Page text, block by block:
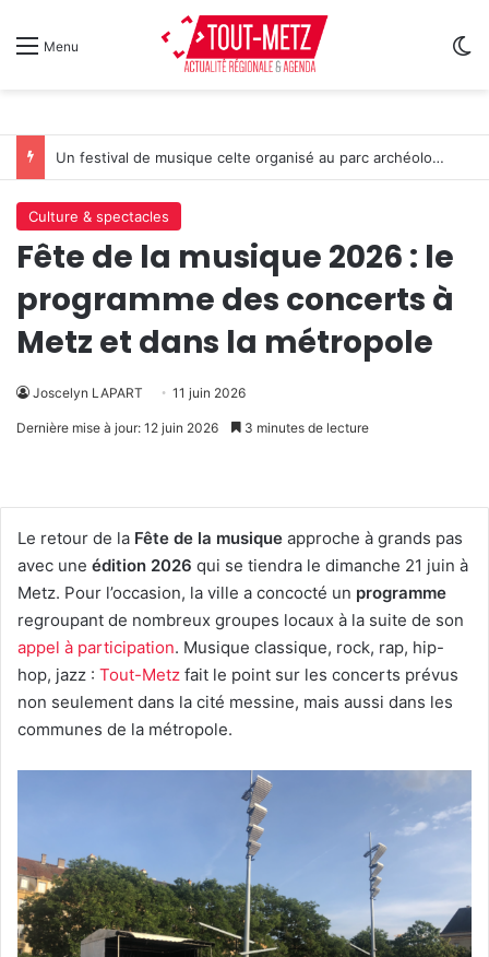
Menu
Un festival de musique celte organisé au parc archéologique de Bliesbruck les 7 et 8 août 2026
Culture & spectacles
Fête de la musique 2026 : le
programme des concerts à
Metz et dans la métropole
Joscelyn LAPART 11 juin 2026
Dernière mise à jour: 12 juin 2026 3 minutes de lecture
Le retour de la Fête de la musique approche à grands pas
avec une édition 2026 qui se tiendra le dimanche 21 juin à
Metz. Pour l’occasion, la ville a concocté un programme
regroupant de nombreux groupes locaux à la suite de son
appel à participation. Musique classique, rock, rap, hip-
hop, jazz : Tout-Metz fait le point sur les concerts prévus
non seulement dans la cité messine, mais aussi dans les
communes de la métropole.